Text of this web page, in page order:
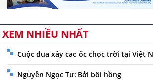
XEM NHIỀU NHẤT
Cuộc đua xây cao ốc chọc trời tại Việt
Nguyễn Ngọc Tư: Bởi bôi hồng